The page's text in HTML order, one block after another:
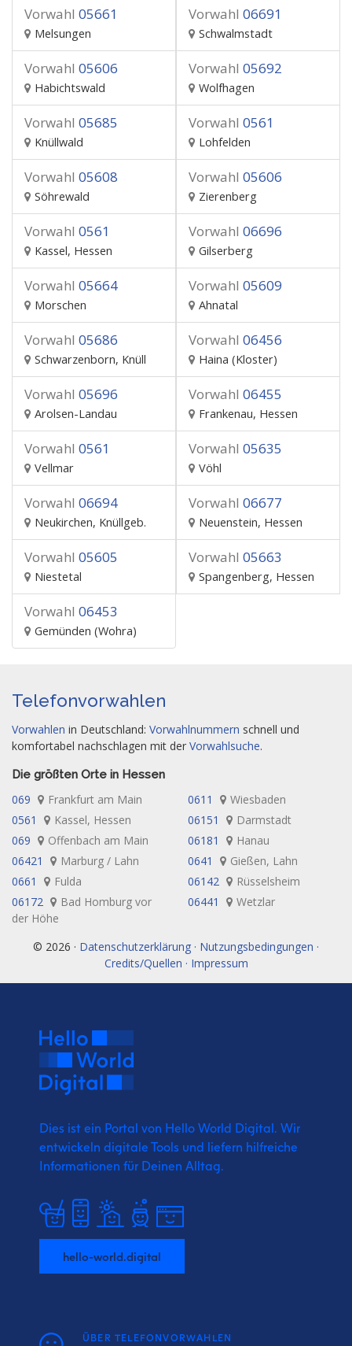
Vorwahl 05661
Melsungen
Vorwahl 06691
Schwalmstadt
Vorwahl 05606
Habichtswald
Vorwahl 05692
Wolfhagen
Vorwahl 05685
Knüllwald
Vorwahl 0561
Lohfelden
Vorwahl 05608
Söhrewald
Vorwahl 05606
Zierenberg
Vorwahl 0561
Kassel, Hessen
Vorwahl 06696
Gilserberg
Vorwahl 05664
Morschen
Vorwahl 05609
Ahnatal
Vorwahl 05686
Schwarzenborn, Knüll
Vorwahl 06456
Haina (Kloster)
Vorwahl 05696
Arolsen-Landau
Vorwahl 06455
Frankenau, Hessen
Vorwahl 0561
Vellmar
Vorwahl 05635
Vöhl
Vorwahl 06694
Neukirchen, Knüllgeb.
Vorwahl 06677
Neuenstein, Hessen
Vorwahl 05605
Niestetal
Vorwahl 05663
Spangenberg, Hessen
Vorwahl 06453
Gemünden (Wohra)
Telefonvorwahlen
Vorwahlen in Deutschland: Vorwahlnummern schnell und
komfortabel nachschlagen mit der Vorwahlsuche.
Die größten Orte in Hessen
069 Frankfurt am Main 0611
Wiesbaden
0561
Kassel, Hessen 06151
Darmstadt
069
Offenbach am Main 06181
Hanau
06421
Marburg / Lahn 0641
Gießen, Lahn
0661
Fulda 06142
Rüsselsheim
06172
Bad Homburg vor
der Höhe
06441 Wetzlar
© 2026 · Datenschutzerklärung · Nutzungsbedingungen ·
Credits/Quellen · Impressum
Dies ist ein Portal von Hello World Digital. Wir
entwickeln digitale Tools und liefern hilfreiche
Informationen für Deinen Alltag.
hello-world.digital
ÜBER TELEFONVORWAHLEN